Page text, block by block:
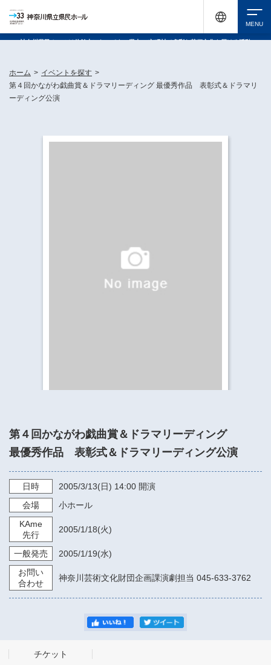
神奈川県民ホールは休館中においても、県内33市町村で多彩な芸術文化を届ける活動
ホーム > イベントを探す >
第４回かながわ戯曲賞＆ドラマリーディング 最優秀作品 表彰式＆ドラマリ
ーディング公演
第４回かながわ戯曲賞＆ドラマリーディング
最優秀作品 表彰式＆ドラマリーディング公演
日時 2005/3/13(日) 14:00 開演
会場
小ホール
KAme
先行
2005/1/18(火)
一般発売 2005/1/19(水)
お問い
合わせ
神奈川芸術文化財団企画課演劇担当 045-633-3762
チケット